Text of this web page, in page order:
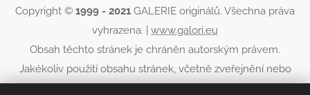
Copyright © 1999 - 2021 GALERIE originálů. Všechna práva
vyhrazena. | www.galori.eu
Obsah těchto stránek je chráněn autorským právem.
Jakékoliv použití obsahu stránek, včetně zveřejnění nebo